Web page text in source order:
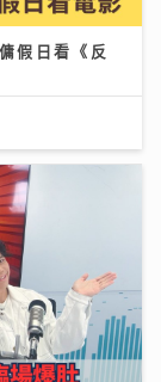
假日看《反